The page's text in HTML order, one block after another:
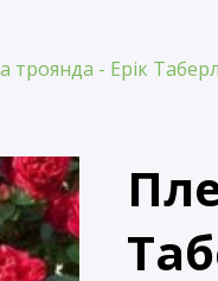
троянда - Ерік